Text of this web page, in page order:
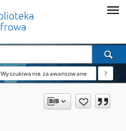
Wyszukiwanie zaawansowane ?